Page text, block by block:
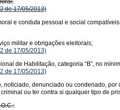
de 17/05/2013)
e conduta pessoal e social
militar e obrigações eleitorais;
de 17/05/2013)
de Habilitação, categoria “B”, no
de 17/05/2013)
noticiado, denunciado ou condenado,
ou ter contra si qualquer tipo de